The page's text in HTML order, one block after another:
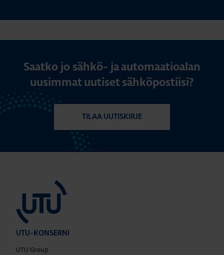
Saatko jo sähkö- ja automaatioalan
uusimmat uutiset sähköpostiisi?
TILAA UUTISKIRJE
UTU-KONSERNI
UTU Group